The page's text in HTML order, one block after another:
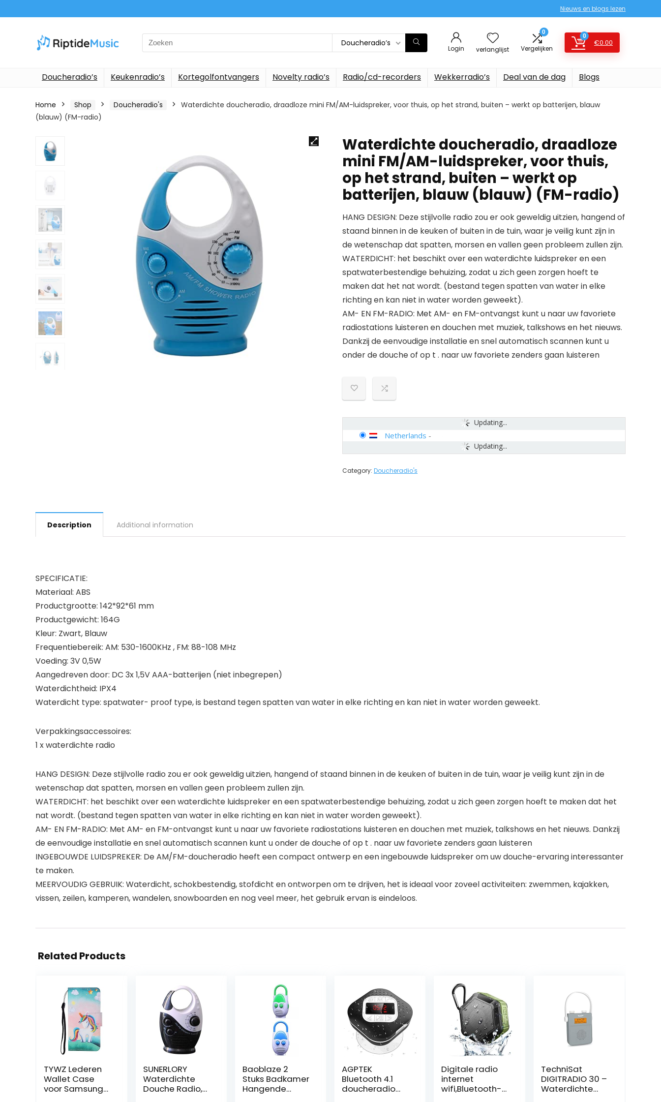
Nieuws en blogs lezen
Search
for:
Doucheradio’s
Login verlanglijst
0
Vergelijken
0
€0.00
Doucheradio’s Keukenradio’s Kortegolfontvangers Novelty radio’s Radio/cd-recorders Wekkerradio’s Deal van de dag Blogs
Home Shop Doucheradio's
Waterdichte doucheradio, draadloze mini FM/AM-luidspreker, voor thuis, op het strand, buiten – werkt op batterijen, blauw
(blauw) (FM-radio)
Waterdichte doucheradio, draadloze
mini FM/AM-luidspreker, voor thuis,
op het strand, buiten – werkt op
batterijen, blauw (blauw) (FM-radio)
HANG DESIGN: Deze stijlvolle radio zou er ook geweldig uitzien, hangend of
staand binnen in de keuken of buiten in de tuin, waar je veilig kunt zijn in
de wetenschap dat spatten, morsen en vallen geen probleem zullen zijn.
WATERDICHT: het beschikt over een waterdichte luidspreker en een
spatwaterbestendige behuizing, zodat u zich geen zorgen hoeft te
maken dat het nat wordt. (bestand tegen spatten van water in elke
richting en kan niet in water worden geweekt).
AM- EN FM-RADIO: Met AM- en FM-ontvangst kunt u naar uw favoriete
radiostations luisteren en douchen met muziek, talkshows en het nieuws.
Dankzij de eenvoudige installatie en snel automatisch scannen kunt u
onder de douche of op t . naar uw favoriete zenders gaan luisteren
Updating...
Updating...
Netherlands -
Category: Doucheradio's
Description Additional information
SPECIFICATIE:
Materiaal: ABS
Productgrootte: 142*92*61 mm
Productgewicht: 164G
Kleur: Zwart, Blauw
Frequentiebereik: AM: 530-1600KHz , FM: 88-108 MHz
Voeding: 3V 0,5W
Aangedreven door: DC 3x 1,5V AAA-batterijen (niet inbegrepen)
Waterdichtheid: IPX4
Waterdicht type: spatwater- proof type, is bestand tegen spatten van water in elke richting en kan niet in water worden geweekt.
Verpakkingsaccessoires:
1 x waterdichte radio
HANG DESIGN: Deze stijlvolle radio zou er ook geweldig uitzien, hangend of staand binnen in de keuken of buiten in de tuin, waar je veilig kunt zijn in de
wetenschap dat spatten, morsen en vallen geen probleem zullen zijn.
WATERDICHT: het beschikt over een waterdichte luidspreker en een spatwaterbestendige behuizing, zodat u zich geen zorgen hoeft te maken dat het
nat wordt. (bestand tegen spatten van water in elke richting en kan niet in water worden geweekt).
AM- EN FM-RADIO: Met AM- en FM-ontvangst kunt u naar uw favoriete radiostations luisteren en douchen met muziek, talkshows en het nieuws. Dankzij
de eenvoudige installatie en snel automatisch scannen kunt u onder de douche of op t . naar uw favoriete zenders gaan luisteren
INGEBOUWDE LUIDSPREKER: De AM/FM-doucheradio heeft een compact ontwerp en een ingebouwde luidspreker om uw douche-ervaring interessanter
te maken.
MEERVOUDIG GEBRUIK: Waterdicht, schokbestendig, stofdicht en ontworpen om te drijven, het is ideaal voor zoveel activiteiten: zwemmen, kajakken,
vissen, zeilen, kamperen, wandelen, snowboarden en nog veel meer, het gebruik ervan is eindeloos.
Related Products
TYWZ Lederen
Wallet Case
voor Samsung
SUNERLORY
Waterdichte
Douche Radio,
Baoblaze 2
Stuks Badkamer
Hangende
AGPTEK
Bluetooth 4.1
doucheradio
Digitale radio
internet
wifi,Bluetooth-
TechniSat
DIGITRADIO 30 –
Waterdichte